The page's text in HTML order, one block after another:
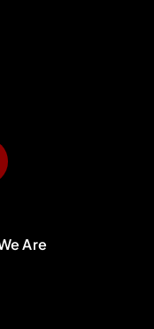
Are